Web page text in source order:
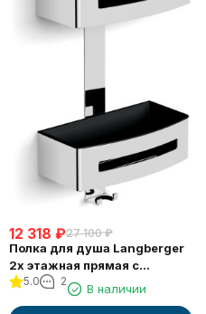
12 318 ₽27 100 ₽
Полка для душа Langberger
2х этажная прямая с
пластиком 75762
5.0 2
В наличии